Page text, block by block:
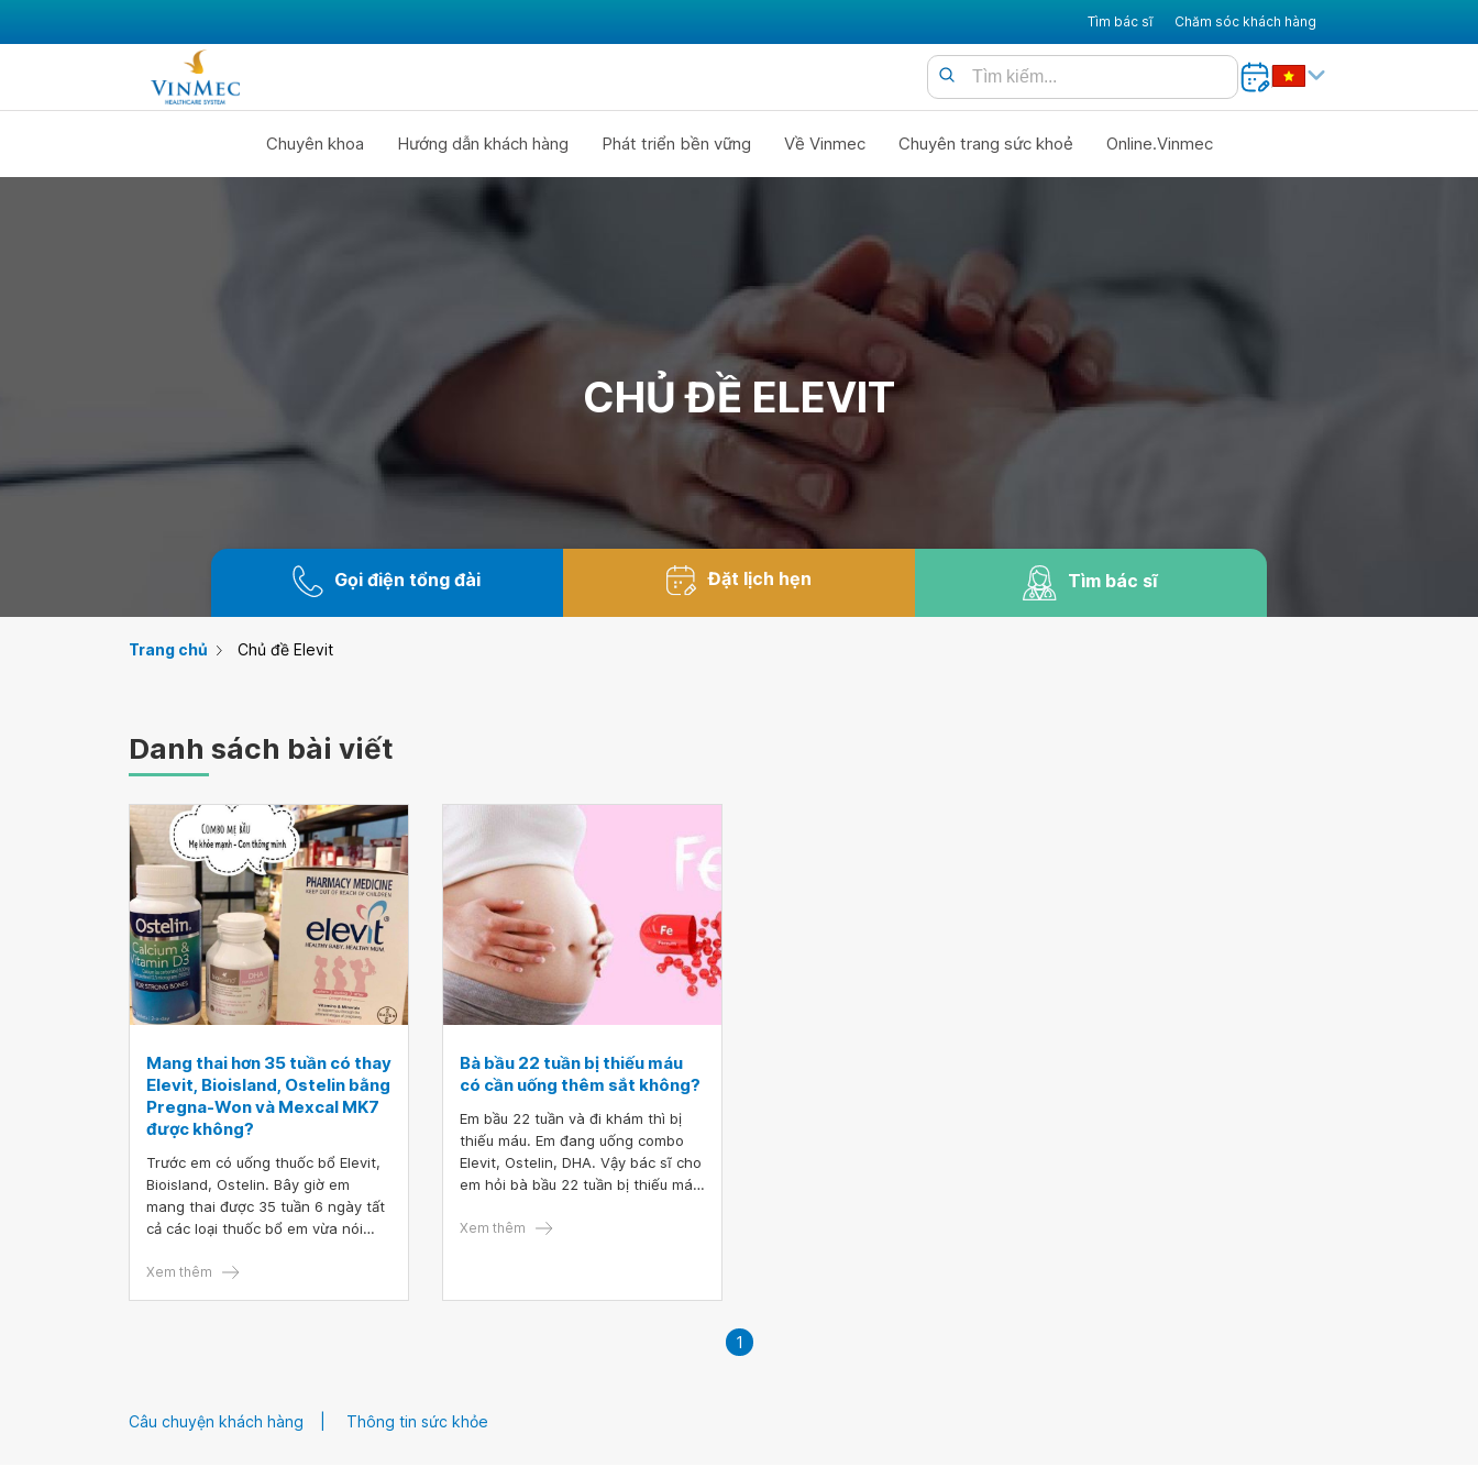
Tìm bác sĩ Chăm sóc khách hàng
Chuyên khoa Hướng dẫn khách hàng Phát triển bền vững Về Vinmec Chuyên trang sức khoẻ Online.Vinmec
CHỦ ĐỀ ELEVIT
Gọi điện tổng đài Đặt lịch hẹn Tìm bác sĩ
Trang chủ Chủ đề Elevit
Danh sách bài viết
Mang thai hơn 35 tuần có thay
Elevit, Bioisland, Ostelin bằng
Pregna-Won và Mexcal MK7
được không?
Trước em có uống thuốc bổ Elevit,
Bioisland, Ostelin. Bây giờ em
mang thai được 35 tuần 6 ngày tất
cả các loại thuốc bổ em vừa nói
mang thai hơn 35 tuần có thay
Xem thêm
Bà bầu 22 tuần bị thiếu máu
có cần uống thêm sắt không?
Em bầu 22 tuần và đi khám thì bị
thiếu máu. Em đang uống combo
Elevit, Ostelin, DHA. Vậy bác sĩ cho
em hỏi bà bầu 22 tuần bị thiếu máu
Xem thêm
1
Câu chuyện khách hàng Thông tin sức khỏe